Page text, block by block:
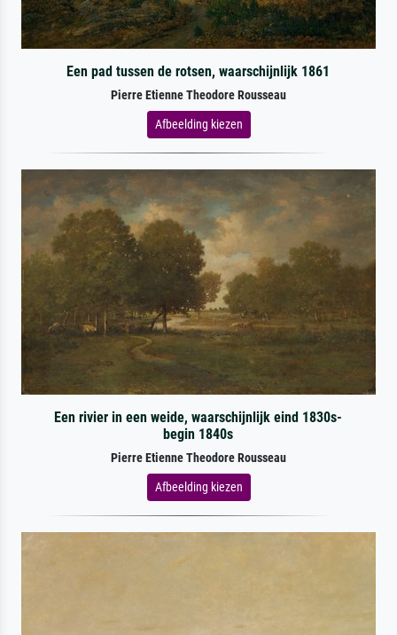
Een pad tussen de rotsen, waarschijnlijk 1861
Pierre Etienne Theodore Rousseau
Afbeelding kiezen
Een rivier in een weide, waarschijnlijk eind 1830s-
begin 1840s
Pierre Etienne Theodore Rousseau
Afbeelding kiezen